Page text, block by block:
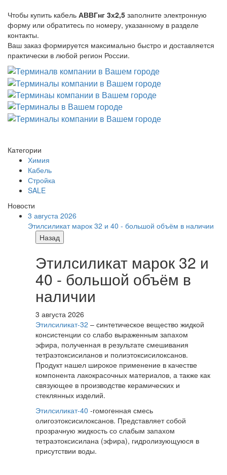
Чтобы купить кабель АВВГнг 3х2,5 заполните электронную
форму или обратитесь по номеру, указанному в разделе
контакты.
Ваш заказ формируется максимально быстро и доставляется
практически в любой регион России.
Категории
Химия
Кабель
Стройка
SALE
Новости
3 августа 2026
Этилсиликат марок 32 и 40 - большой объём в наличии
Назад
Этилсиликат марок 32 и
40 - большой объём в
наличии
3 августа 2026
Этилсиликат-32 – синтетическое вещество жидкой
консистенции со слабо выраженным запахом
эфира, полученная в результате смешивания
тетpаэтоксисиланов и полиэтоксисилоксанов.
Продукт нашел широкое применение в качестве
компонента лакокрасочных материалов, а также как
связующее в производстве керамических и
стеклянных изделий.
Этилсиликат-40 -гомогенная смесь
олигоэтоксисилоксанов. Представляет собой
прозрачную жидкость со слабым запахом
тетраэтоксисилана (эфира), гидролизующуюся в
присутствии воды.